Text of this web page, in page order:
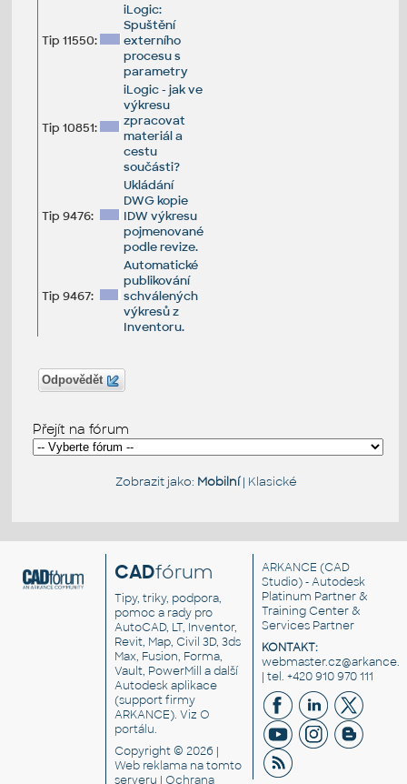
Tip 11550:
iLogic:
Spuštění
externího
procesu s
parametry
Tip 10851:
iLogic - jak ve
výkresu
zpracovat
materiál a
cestu
součásti?
Tip 9476:
Ukládání
DWG kopie
IDW výkresu
pojmenované
podle revize.
Tip 9467:
Automatické
publikování
schválených
výkresů z
Inventoru.
Odpovědět
Přejít na fórum
Zobrazit jako: Mobilní| Klasické
CADfórum
Tipy, triky, podpora,
pomoc a rady pro
AutoCAD, LT, Inventor,
Revit, Map, Civil 3D, 3ds
Max, Fusion, Forma,
Vault, PowerMill a další
Autodesk aplikace
(support firmy
ARKANCE). VizO
portálu.
Copyright © 2026 |
Web reklama na tomto
serveru |Ochrana
ARKANCE (CAD
Studio) - Autodesk
Platinum Partner &
Training Center &
Services Partner
KONTAKT:
| tel. +420 910 970 111